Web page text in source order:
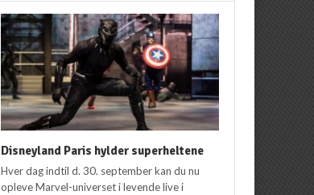
Disneyland Paris hylder superheltene
Hver dag indtil d. 30. september kan du nu
opleve Marvel-universet i levende live i